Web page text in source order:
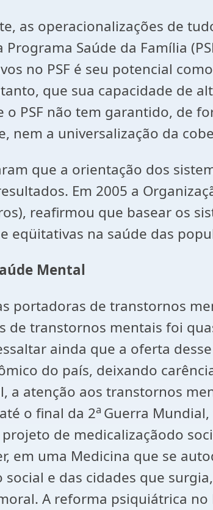
as operacionalizações de
Saúde da Família
no PSF é seu potencial
que sua capacidade de
o PSF não tem garantido, de
nem a universalização da
que a orientação dos
Em 2005 a
reafirmou que basear os
eqüitativas na saúde das
Mental
portadoras de transtornos
de transtornos mentais foi
ainda que a oferta
do país, deixando
a atenção aos transtornos
o final da 2a Guerra
de medicalizaçãodo
em uma Medicina que se
e das cidades que
A reforma psiquiátrica